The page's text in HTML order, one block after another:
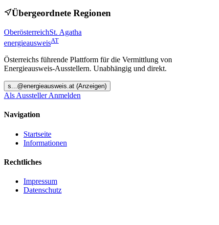
Übergeordnete Regionen
OberösterreichSt. Agatha
energieausweisAT
Österreichs führende Plattform für die Vermittlung von
Energieausweis-Ausstellern. Unabhängig und direkt.
s ...@energieausweis.at (Anzeigen)
Als Aussteller Anmelden
Navigation
Startseite
Informationen
Rechtliches
Impressum
Datenschutz